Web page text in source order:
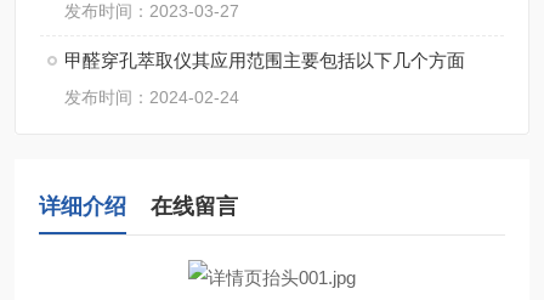
发布时间：2023-03-27
甲醛穿孔萃取仪其应用范围主要包括以下几个方面
发布时间：2024-02-24
详细介绍 在线留言